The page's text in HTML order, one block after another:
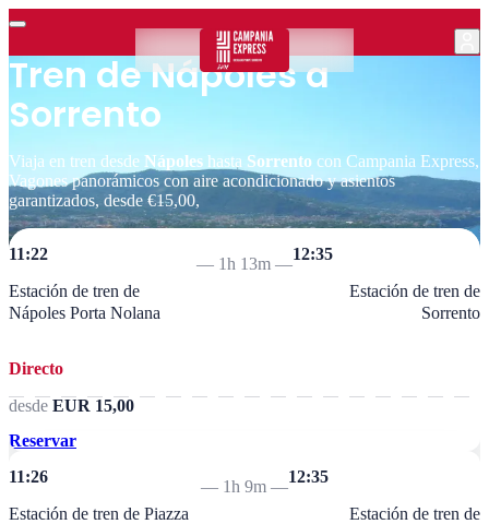
Tren de Nápoles a
Sorrento
Viaja en tren desde Nápoles hasta Sorrento con Campania Express,
Vagones panorámicos con aire acondicionado y asientos
garantizados, desde €15,00,
11:22
Estación de tren de
Nápoles Porta Nolana
— 1h 13m —
12:35
Estación de tren de
Sorrento
Directo
desde EUR 15,00
Reservar
11:26
Estación de tren de Piazza
— 1h 9m —
12:35
Estación de tren de